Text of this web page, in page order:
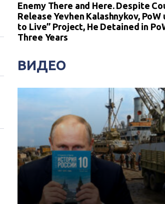
Enemy There and Here. Despite
Release Yevhen Kalashnykov, PoW
to Live” Project, He Detained in
Three Years
ВИДЕО